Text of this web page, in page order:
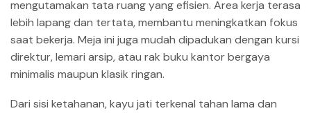
mengutamakan tata ruang yang efisien. Area kerja terasa
lebih lapang dan tertata, membantu meningkatkan fokus
saat bekerja. Meja ini juga mudah dipadukan dengan kursi
direktur, lemari arsip, atau rak buku kantor bergaya
minimalis maupun klasik ringan.
Dari sisi ketahanan, kayu jati terkenal tahan lama dan